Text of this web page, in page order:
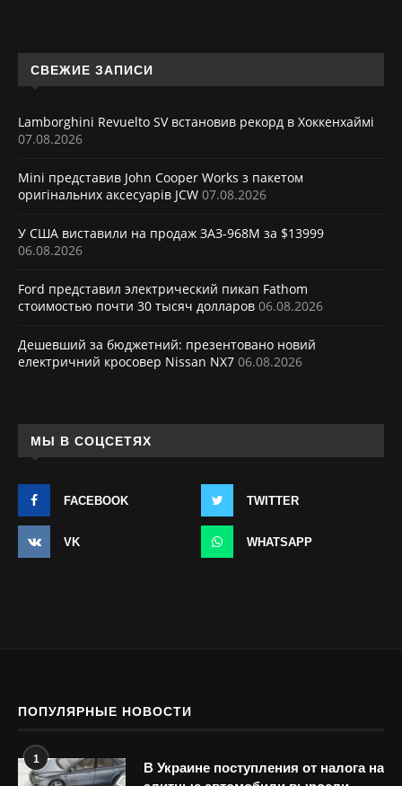
СВЕЖИЕ ЗАПИСИ
Lamborghini Revuelto SV встановив рекорд в Хоккенхаймі
07.08.2026
Mini представив John Cooper Works з пакетом
оригінальних аксесуарів JCW 07.08.2026
У США виставили на продаж ЗАЗ-968М за $13999
06.08.2026
Ford представил электрический пикап Fathom
стоимостью почти 30 тысяч долларов 06.08.2026
Дешевший за бюджетний: презентовано новий
електричний кросовер Nissan NX7 06.08.2026
МЫ В СОЦСЕТЯХ
FACEBOOK TWITTER
VK WHATSAPP
ПОПУЛЯРНЫЕ НОВОСТИ
1
В Украине поступления от налога на